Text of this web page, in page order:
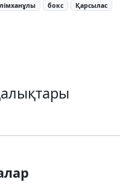
бокс Қарсылас